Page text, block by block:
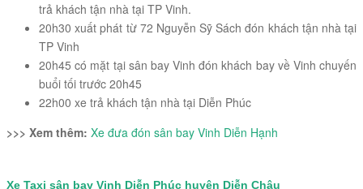
trả khách tận nhà tại TP Vinh.
20h30 xuất phát từ 72 Nguyễn Sỹ Sách đón khách tận nhà tại
TP Vinh
20h45 có mặt tại sân bay Vinh đón khách bay về Vinh chuyến
buổi tối trước 20h45
22h00 xe trả khách tận nhà tại Diễn Phúc
>>> Xem thêm: Xe đưa đón sân bay Vinh Diễn Hạnh
Xe Taxi sân bay Vinh Diễn Phúc huyện Diễn Châu